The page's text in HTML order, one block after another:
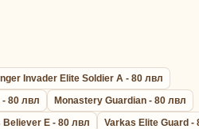
Invader Elite Soldier A - 80 лвл
80 лвл
Monastery Guardian - 80 лвл
Believer E - 80 лвл
Varkas Elite Guard -